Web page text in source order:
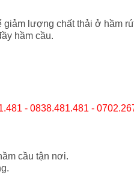
giảm lượng chất thải ở hầm
hầm cầu.
- 0838.481.481 -
cầu tận nơi.